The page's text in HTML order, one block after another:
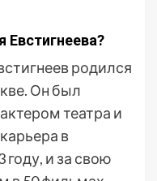
Евстигнеева?
родился
Он был
театра и
в
году, и за свою